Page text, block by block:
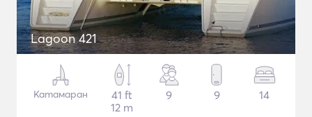
Lagoon 421
Катамаран
41 ft
12 m
9 9 14